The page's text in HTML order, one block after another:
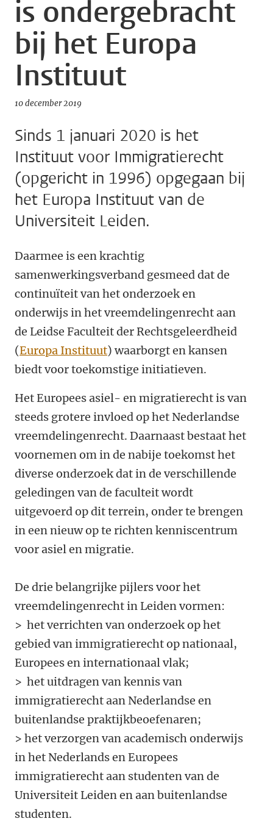
is ondergebracht
bij het Europa
Instituut
10 december 2019
Sinds 1 januari 2020 is het
Instituut voor Immigratierecht
(opgericht in 1996) opgegaan bij
het Europa Instituut van de
Universiteit Leiden.
Daarmee is een krachtig
samenwerkingsverband gesmeed dat de
continuïteit van het onderzoek en
onderwijs in het vreemdelingenrecht aan
de Leidse Faculteit der Rechtsgeleerdheid
(Europa Instituut) waarborgt en kansen
biedt voor toekomstige initiatieven.
Het Europees asiel- en migratierecht is van
steeds grotere invloed op het Nederlandse
vreemdelingenrecht. Daarnaast bestaat het
voornemen om in de nabije toekomst het
diverse onderzoek dat in de verschillende
geledingen van de faculteit wordt
uitgevoerd op dit terrein, onder te brengen
in een nieuw op te richten kenniscentrum
voor asiel en migratie.
De drie belangrijke pijlers voor het
vreemdelingenrecht in Leiden vormen:
> het verrichten van onderzoek op het
gebied van immigratierecht op nationaal,
Europees en internationaal vlak;
> het uitdragen van kennis van
immigratierecht aan Nederlandse en
buitenlandse praktijkbeoefenaren;
> het verzorgen van academisch onderwijs
in het Nederlands en Europees
immigratierecht aan studenten van de
Universiteit Leiden en aan buitenlandse
studenten.